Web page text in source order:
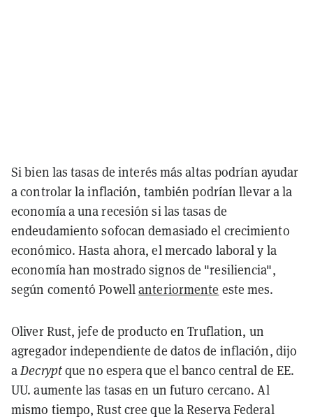
Si bien las tasas de interés más altas podrían ayudar
a controlar la inflación, también podrían llevar a la
economía a una recesión si las tasas de
endeudamiento sofocan demasiado el crecimiento
económico. Hasta ahora, el mercado laboral y la
economía han mostrado signos de "resiliencia",
según comentó Powellanteriormente este mes.
Oliver Rust, jefe de producto en Truflation, un
agregador independiente de datos de inflación, dijo
aDecryptque no espera que el banco central de EE.
UU. aumente las tasas en un futuro cercano. Al
mismo tiempo, Rust cree que la Reserva Federal